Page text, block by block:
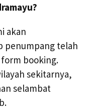
akan
penumpang telah
booking.
sekitarnya,
selambat